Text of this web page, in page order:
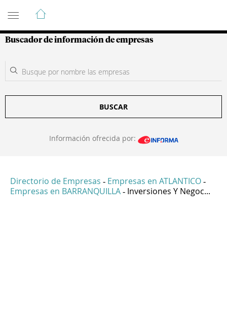
Guía de Empresas Colombianas
Buscador de información de empresas
BUSCAR
Información ofrecida por:
Directorio de Empresas - Empresas en ATLANTICO -
Empresas en BARRANQUILLA - Inversiones Y Negoc...